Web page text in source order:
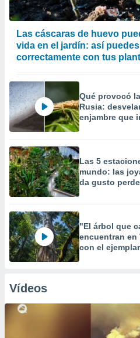
Las cáscaras de huevo
vida en el jardín: así
correctamente con tus
Qué provocó
Rusia:
enjambre que
Las 5
mundo: las
da gusto
"El árbol que
encuentran en
con el
Vídeos